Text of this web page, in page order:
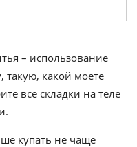
– использование
такую, какой моете
все складки на теле
купать не чаще